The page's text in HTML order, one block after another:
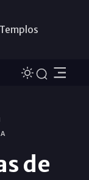
de